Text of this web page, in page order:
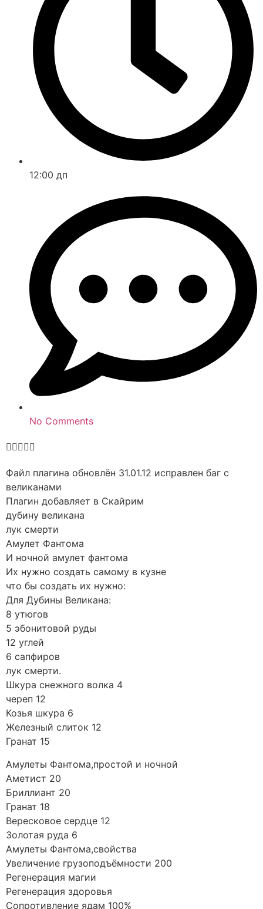
12:00 дп
No Comments

Файл плагина обновлён 31.01.12 исправлен баг с
великанами
Плагин добавляет в Скайрим
дубину великана
лук смерти
Амулет Фантома
И ночной амулет фантома
Их нужно создать самому в кузне
что бы создать их нужно:
Для Дубины Великана:
8 утюгов
5 эбонитовой руды
12 углей
6 сапфиров
лук смерти.
Шкура снежного волка 4
череп 12
Козья шкура 6
Железный слиток 12
Гранат 15
Амулеты Фантома,простой и ночной
Аметист 20
Бриллиант 20
Гранат 18
Вересковое сердце 12
Золотая руда 6
Амулеты Фантома,свойства
Увеличение грузоподъёмности 200
Регенерация магии
Регенерация здоровья
Сопротивление ядам 100%